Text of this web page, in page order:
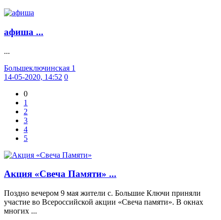
афиша ...
...
Большеключинская 1
14-05-2020, 14:52 0
0
1
2
3
4
5
Акция «Свеча Памяти» ...
Поздно вечером 9 мая жители с. Большие Ключи приняли
участие во Всероссийской акции «Свеча памяти». В окнах
многих ...